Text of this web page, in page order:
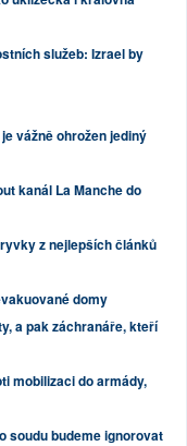
služeb: Izrael by
vážně ohrožen jediný
kanál La Manche do
z nejlepších článků
domy
a pak záchranáře, kteří
mobilizaci do armády,
soudu budeme ignorovat